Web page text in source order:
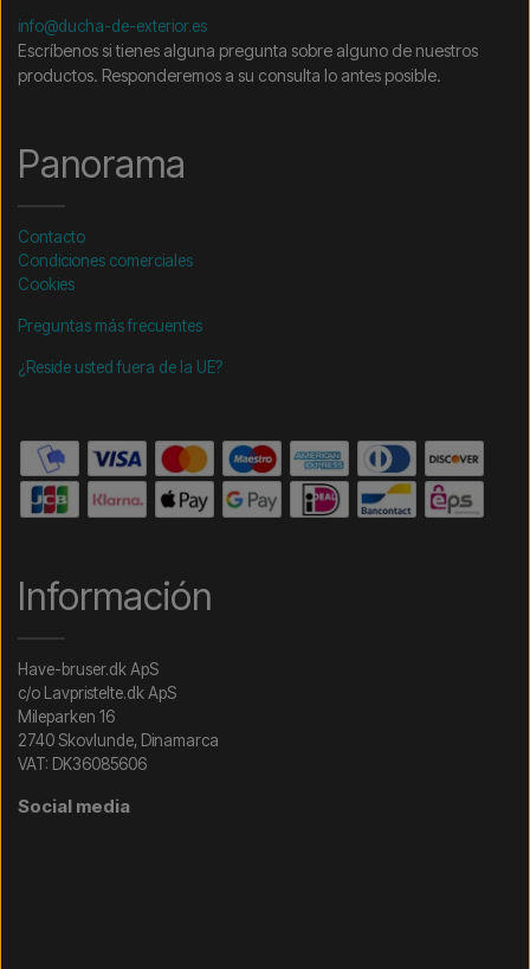
info@ducha-de-exterior.es
Escríbenos si tienes alguna pregunta sobre alguno de nuestros
productos. Responderemos a su consulta lo antes posible.
Panorama
Contacto
Condiciones comerciales
Cookies
Preguntas más frecuentes
¿Reside usted fuera de la UE?
Información
Have-bruser.dk ApS
c/o Lavpristelte.dk ApS
Mileparken 16
2740 Skovlunde, Dinamarca
VAT: DK36085606
Social media